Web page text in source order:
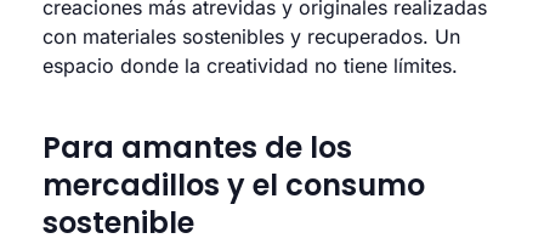
creaciones más atrevidas y originales realizadas
con materiales sostenibles y recuperados. Un
espacio donde la creatividad no tiene límites.
Para amantes de los
mercadillos y el consumo
sostenible